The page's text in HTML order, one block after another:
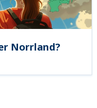
Norrland?